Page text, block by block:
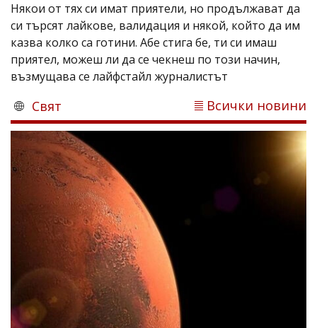
Някои от тях си имат приятели, но продължават да
си търсят лайкове, валидация и някой, който да им
казва колко са готини. Абе стига бе, ти си имаш
приятел, можеш ли да се чекнеш по този начин,
възмущава се лайфстайл журналистът
Свят Всички новини